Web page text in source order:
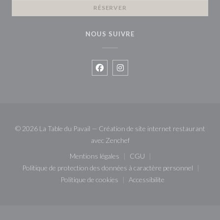
RÉSERVER
NOUS SUIVRE
Facebook ((ouvre une nouvelle
Instagram ((ouvre une
© 2026 La Table du Pavail — Création de site internet restaurant
avec Zenchef((ouvre une nouvelle fenêtre))
Mentions légales
((ouvre une nouvelle fenêtre))
CGU
((ouvre une nouvelle
Politique de protection des données à caractère personnel
((ouvre une nouvelle fenêtre))
Politique de cookies
((ouvre une nouvelle fenêtre))
Accessibilite
((ouvre une nouvelle